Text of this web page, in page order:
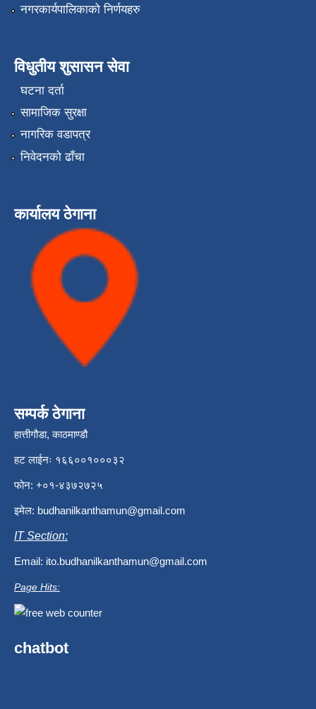
नगरकार्यपालिकाको निर्णयहरु
विधुतीय शुसासन सेवा
घटना दर्ता
सामाजिक सुरक्षा
नागरिक वडापत्र
निवेदनको ढाँचा
कार्यालय ठेगाना
सम्पर्क ठेगाना
हात्तीगौडा, काठमाण्डौ
हट लाईनः १६६००१०००३२
फोन: +०१-४३७२७२५
इमेल: budhanilkanthamun@gmail.com
IT Section:
Email: ito.budhanilkanthamun@gmail.com
Page Hits:
chatbot